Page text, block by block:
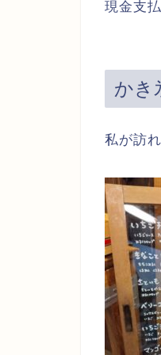
現金支
かき
私が訪